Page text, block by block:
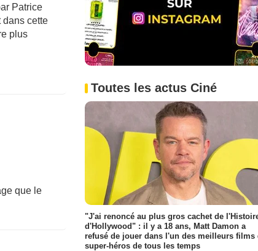
Patrice
dans cette
plus
que le
Toutes les actus Ciné
"J'ai renoncé au plus gros cachet de
d'Hollywood" : il y a 18 ans, Matt Damon a
refusé de jouer dans l'un des meilleurs films
super-héros de tous les temps